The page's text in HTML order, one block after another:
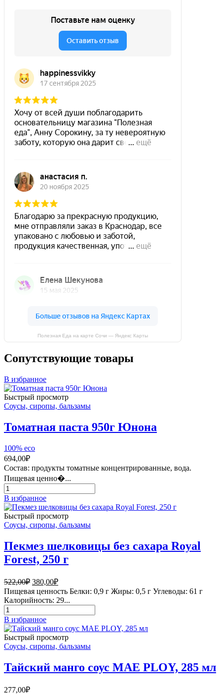
Полезная Еда на карте Сочи — Яндекс Карты
Сопутствующие товары
В избранное
Быстрый просмотр
Соусы, сиропы, бальзамы
Томатная паста 950г Юнона
100% eco
694,00₽
Состав: продукты томатные концентрированные, вода.
Пищевая ценно�...
Количество
товара
Томатная
паста
950г
Юнона
В избранное
Быстрый просмотр
Соусы, сиропы, бальзамы
Пекмез шелковицы без сахара Royal
Forest, 250 г
522,00₽ Первоначальная
цена
составляла
522,00₽.
380,00₽Текущая
цена:
380,00₽.
Пищевая ценность Белки: 0,9 г Жиры: 0,5 г Углеводы: 61 г
Калорийность: 29...
Количество
товара
Пекмез
шелковицы
без
сахара
Royal
Forest,
г
В избранное
Быстрый просмотр
Соусы, сиропы, бальзамы
Тайский манго соус MAE PLOY, 285 мл
277,00₽